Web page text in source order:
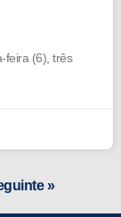
feira (6), três
»